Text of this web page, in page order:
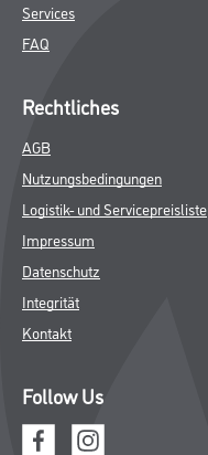
Services
FAQ
Rechtliches
AGB
Nutzungsbedingungen
Logistik- und Servicepreisliste
Impressum
Datenschutz
Integrität
Kontakt
Follow Us